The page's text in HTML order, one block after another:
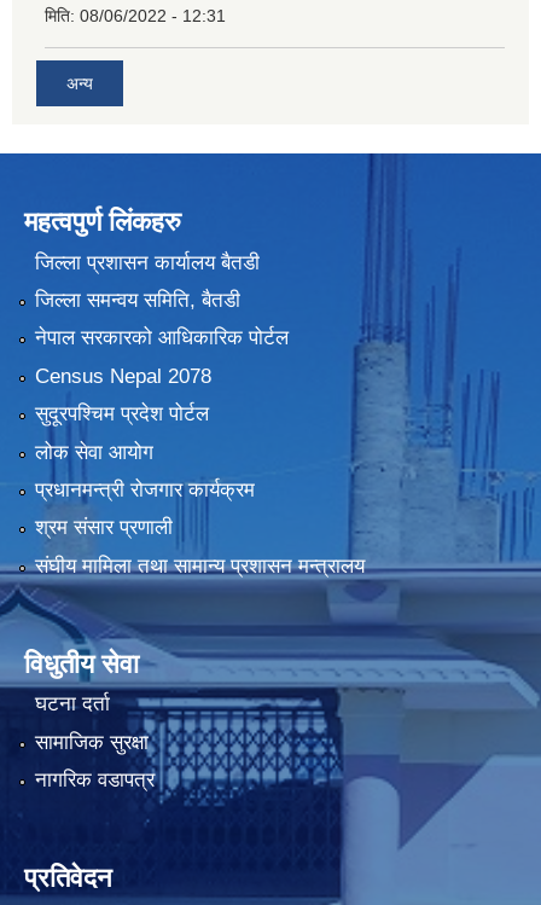
मिति: 08/06/2022 - 12:31
अन्य
महत्वपुर्ण लिंकहरु
जिल्ला प्रशासन कार्यालय बैतडी
जिल्ला समन्वय समिति, बैतडी
नेपाल सरकारको आधिकारिक पोर्टल
Census Nepal 2078
सुदूरपश्चिम प्रदेश पोर्टल
लोक सेवा आयोग
प्रधानमन्त्री रोजगार कार्यक्रम
श्रम संसार प्रणाली
संघीय मामिला तथा सामान्य प्रशासन मन्त्रालय
विधुतीय सेवा
घटना दर्ता
सामाजिक सुरक्षा
नागरिक वडापत्र
प्रतिवेदन